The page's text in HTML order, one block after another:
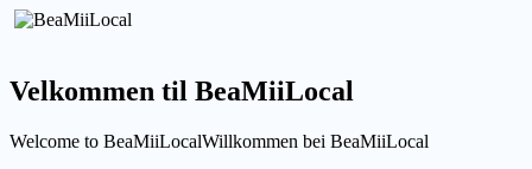
Velkommen til BeaMiiLocal
Welcome to BeaMiiLocalWillkommen bei BeaMiiLocal